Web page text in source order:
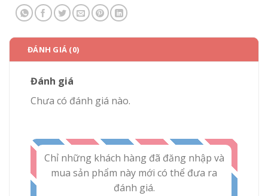
ĐÁNH GIÁ (0)
Đánh giá
Chưa có đánh giá nào.
Chỉ những khách hàng đã đăng nhập và
mua sản phẩm này mới có thể đưa ra
đánh giá.